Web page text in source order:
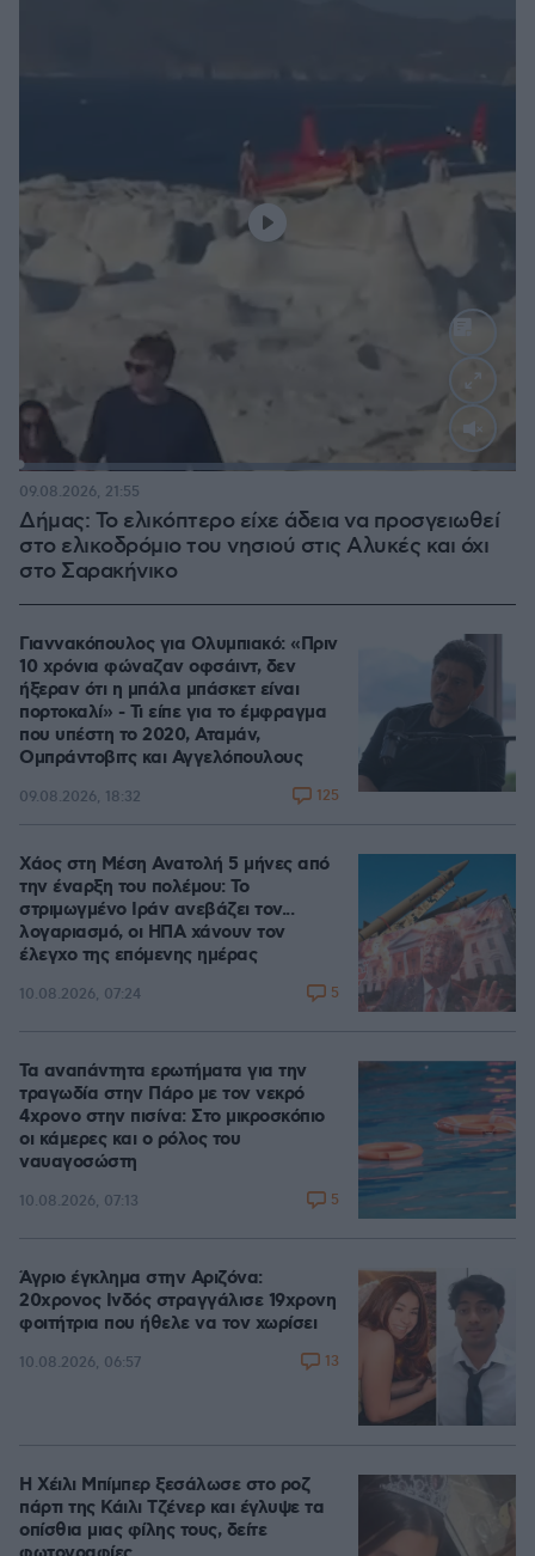
:
Δήμας: Το ελικόπτερο είχε άδεια να προσγειωθεί
στο ελικοδρόμιο του νησιού στις Αλυκές και όχι
στο Σαρακήνικο
09.08.2026, 21:55
Γιαννακόπουλος για Ολυμπιακό: «Πριν
10 χρόνια φώναζαν οφσάιντ, δεν
ήξεραν ότι η μπάλα μπάσκετ είναι
πορτοκαλί» - Τι είπε για το έμφραγμα
που υπέστη το 2020, Αταμάν,
Ομπράντοβιτς και Αγγελόπουλους
09.08.2026, 18:32 125
Χάος στη Μέση Ανατολή 5 μήνες από
την έναρξη του πολέμου: Το
στριμωγμένο Ιράν ανεβάζει τον...
λογαριασμό, οι ΗΠΑ χάνουν τον
έλεγχο της επόμενης ημέρας
10.08.2026, 07:24 5
Τα αναπάντητα ερωτήματα για την
τραγωδία στην Πάρο με τον νεκρό
4χρονο στην πισίνα: Στο μικροσκόπιο
οι κάμερες και ο ρόλος του
ναυαγοσώστη
10.08.2026, 07:13 5
Άγριο έγκλημα στην Αριζόνα:
20χρονος Ινδός στραγγάλισε 19χρονη
φοιτήτρια που ήθελε να τον χωρίσει
10.08.2026, 06:57 13
Η Χέιλι Μπίμπερ ξεσάλωσε στο ροζ
πάρτι της Κάιλι Τζένερ και έγλυψε τα
οπίσθια μιας φίλης τους, δείτε